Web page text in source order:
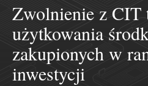
Zwolnienie z CIT
użytkowania
zakupionych w
inwestycji